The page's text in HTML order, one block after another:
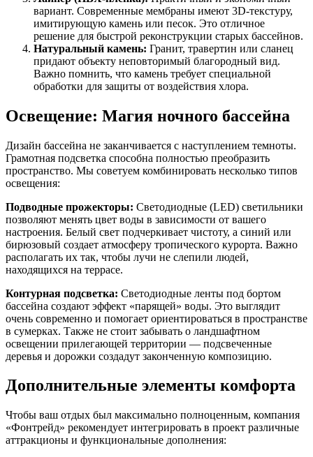
вариант. Современные мембраны имеют 3D-текстуру,
имитирующую камень или песок. Это отличное
решение для быстрой реконструкции старых бассейнов.
Натуральный камень: Гранит, травертин или сланец
придают объекту неповторимый благородный вид.
Важно помнить, что камень требует специальной
обработки для защиты от воздействия хлора.
Освещение: Магия ночного бассейна
Дизайн бассейна не заканчивается с наступлением темноты.
Грамотная подсветка способна полностью преобразить
пространство. Мы советуем комбинировать несколько типов
освещения:
Подводные прожекторы: Светодиодные (LED) светильники
позволяют менять цвет воды в зависимости от вашего
настроения. Белый свет подчеркивает чистоту, а синий или
бирюзовый создает атмосферу тропического курорта. Важно
располагать их так, чтобы лучи не слепили людей,
находящихся на террасе.
Контурная подсветка: Светодиодные ленты под бортом
бассейна создают эффект «парящей» воды. Это выглядит
очень современно и помогает ориентироваться в пространстве
в сумерках. Также не стоит забывать о ландшафтном
освещении прилегающей территории — подсвеченные
деревья и дорожки создадут законченную композицию.
Дополнительные элементы комфорта
Чтобы ваш отдых был максимально полноценным, компания
«Фонтрейд» рекомендует интегрировать в проект различные
аттракционы и функциональные дополнения: